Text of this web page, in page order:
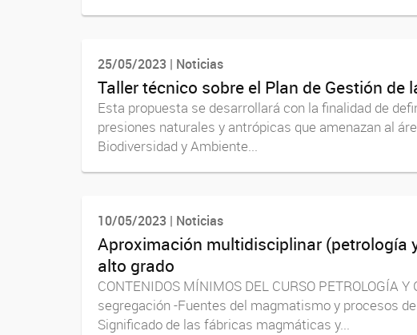
25/05/2023 | Noticias
Taller técnico sobre el Plan de Gestión de
Esta propuesta se desarrollará con la finalidad de
presiones naturales y antrópicas que amenazan al
Biodiversidad y Ambiente...
10/05/2023 | Noticias
Aproximación multidisciplinar (petrología
alto grado
CONTENIDOS MÍNIMOS DEL CURSO
segregación -Fuentes del magmatismo y procesos
Significado de las fábricas magmáticas y...